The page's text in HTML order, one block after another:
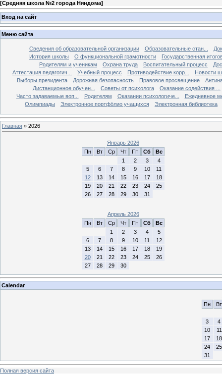
[Средняя школа №2 города Няндома]
Вход на сайт
Меню сайта
Сведения об образовательной организации Образовательные стан...
История школы
О функциональной грамотности
Государственная
Родителям и ученикам
Охрана труда Воспитательный процесс
Аттестация педагогич...
Учебный процесс Противодействие корр...
Новости
Выборы президента
Дорожная безопасность Правовое просвещение
Дистанционное обучен...
Советы от психолога
Оказание содействия ...
Часто задаваемые воп...
Родителям Оказании психологиче...
Ежедневное
Олимпиады
Электронное портфо́лио учащихся Электронная библиотека
Главная » 2026
Январь 2026
Пн
Вт Ср Чт Пт Сб
Вс
1
2 3
4
5
6 7 8 9 10
11
12
13 14 15 16 17
18
19
20 21 22 23 24
25
26
27 28 29 30 31
Апрель 2026
Пн
Вт Ср Чт Пт Сб
Вс
1
2 3 4
5
6
7 8 9 10 11
12
13
14 15 16 17 18
19
20
21 22 23 24 25
26
27
28 29 30
Calendar
Пн
Вт
3
4
10
11
17
18
24
25
31
Полная версия сайта